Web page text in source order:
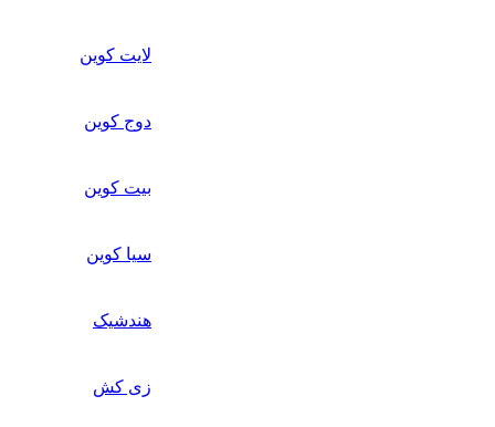
لایت کوین
دوج کوین
بیت کوین
سیا کوین
هندشیک
زی کش